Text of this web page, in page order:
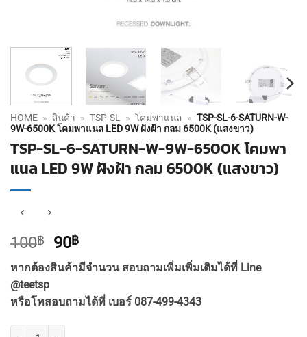
HOME » สินค้า » TSP-SL » โคมพาแนล » TSP-SL-6-SATURN-W-
9W-6500K โคมพาแนล LED 9W ฝังฝ้า กลม 6500K (แสงขาว)
TSP-SL-6-SATURN-W-9W-6500K โคมพา
แนล LED 9W ฝังฝ้า กลม 6500K (แสงขาว)
100฿
Original
price
was:
100฿.
90฿Current
price
is:
90฿.
หากต้องสินค้ามีจำนวน สอบถามเพิ่มเพิ่มเติมได้ที่ Line
@teetsp
หรือโทสอบถามได้ที่ เบอร์ 087-499-4343
จำนวน TSP-SL-6-SATURN-W-9W-6500K โคมพาแนล LED 9W ฝังฝ้า ก